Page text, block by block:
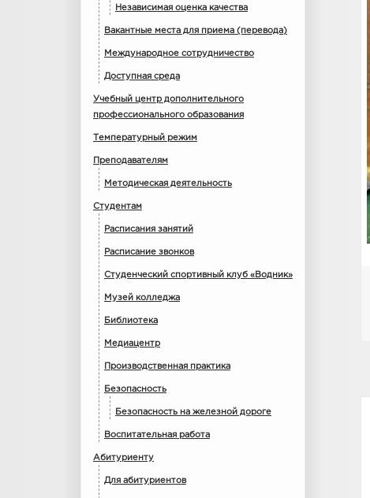
Независимая оценка качества
Вакантные места для приема (перевода)
Международное сотрудничество
Доступная среда
Учебный центр дополнительного
профессионального образования
Температурный режим
Преподавателям
Методическая деятельность
Студентам
Расписания занятий
Расписание звонков
Студенческий спортивный клуб «Водник»
Музей колледжа
Библиотека
Медиацентр
Производственная практика
Безопасность
Безопасность на железной дороге
Воспитательная работа
Абитуриенту
Для абитуриентов